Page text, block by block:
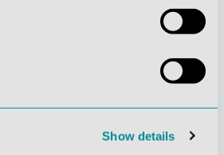
Show details
Zertifizierung ISO